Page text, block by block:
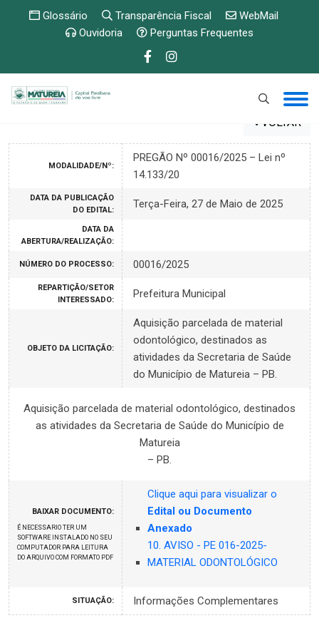
Glossário Transparência Fiscal
WebMail
Ouvidoria
Perguntas Frequentes
VOLTAR
MODALIDADE/Nº:
PREGÃO Nº 00016/2025 – Lei nº
14.133/20
DATA DA PUBLICAÇÃO
DO EDITAL:
Terça-Feira, 27 de Maio de 2025
DATA DA
ABERTURA/REALIZAÇÃO:
NÚMERO DO PROCESSO: 00016/2025
REPARTIÇÃO/SETOR
INTERESSADO:
Prefeitura Municipal
OBJETO DA LICITAÇÃO:
Aquisição parcelada de material
odontológico, destinados as
atividades da Secretaria de Saúde
do Município de Matureia – PB.
Aquisição parcelada de material odontológico, destinados
as atividades da Secretaria de Saúde do Município de
Matureia
– PB.
BAIXAR DOCUMENTO:
É NECESSARIO TER UM
SOFTWARE INSTALADO NO SEU
COMPUTADOR PARA LEITURA
DO ARQUIVO COM FORMATO PDF
Clique aqui para visualizar o
Edital ou Documento
Anexado
10. AVISO - PE 016-2025-
MATERIAL ODONTOLÓGICO
SITUAÇÃO: Informações Complementares